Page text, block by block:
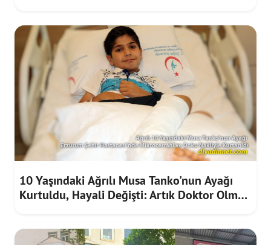
10 Yaşındaki Ağrılı Musa Tanko'nun Ayağı
Kurtuldu, Hayali Değişti: Artık Doktor Olmak